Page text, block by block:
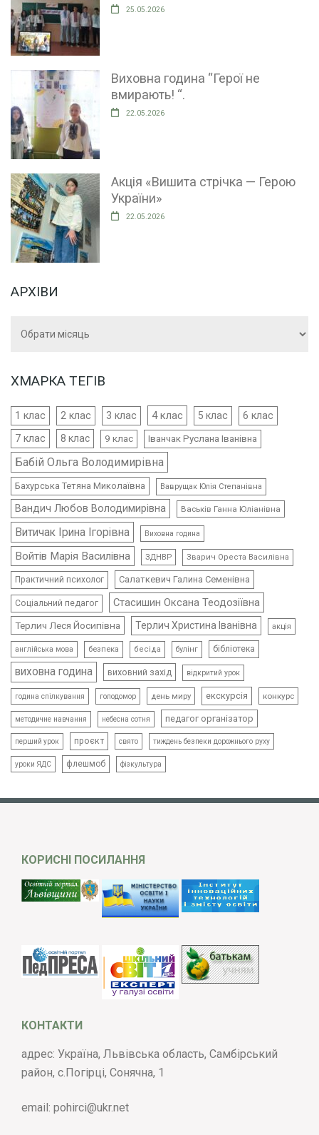
25.05.2026
Виховна година “Герої не
вмирають! “.
22.05.2026
Акція «Вишита стрічка — Герою
України»
22.05.2026
АРХІВИ
ХМАРКА ТЕГІВ
1 клас 2 клас 3 клас 4 клас 5 клас 6 клас
7 клас 8 клас 9 клас Іванчак Руслана Іванівна
Бабій Ольга Володимирівна
Бахурська Тетяна Миколаївна Ваврущак Юлія Степанівна
Вандич Любов Володимирівна Васьків Ганна Юліанівна
Витичак Ірина Ігорівна Виховна година
Войтів Марія Василівна ЗДНВР Зварич Ореста Василівна
Практичний психолог Салаткевич Галина Семенівна
Соціальний педагог Стасишин Оксана Теодозіївна
Терлич Леся Йосипівна Терлич Христина Іванівна акція
англійська мова безпека бесіда булінг бібліотека
виховна година виховний захід відкритий урок
година спілкування голодомор день миру екскурсія конкурс
методичне навчання небесна сотня педагог організатор
перший урок проєкт свято тиждень безпеки дорожнього руху
уроки ЯДС флешмоб фізкультура
КОРИСНІ ПОСИЛАННЯ
КОНТАКТИ
адрес: Україна, Львівська область, Самбірський
район, с.Погірці, Сонячна, 1
email: pohirci@ukr.net